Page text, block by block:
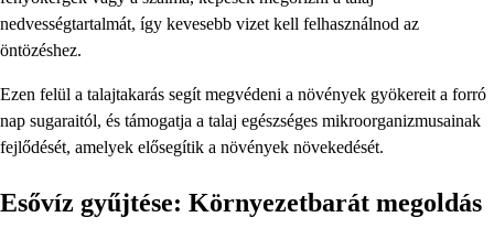
nedvességtartalmát, így kevesebb vizet kell felhasználnod az
öntözéshez.
Ezen felül a talajtakarás segít megvédeni a növények gyökereit a forró
nap sugaraitól, és támogatja a talaj egészséges mikroorganizmusainak
fejlődését, amelyek elősegítik a növények növekedését.
Esővíz gyűjtése: Környezetbarát megoldás